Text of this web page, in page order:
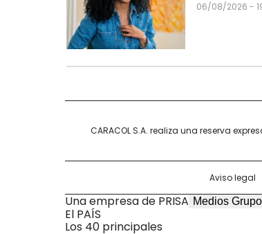
06/08/2026 -
CARACOL S.A. realiza una reserva
Aviso legal
Una empresa de PRISA Medios
El PAÍS
Los 40 principales